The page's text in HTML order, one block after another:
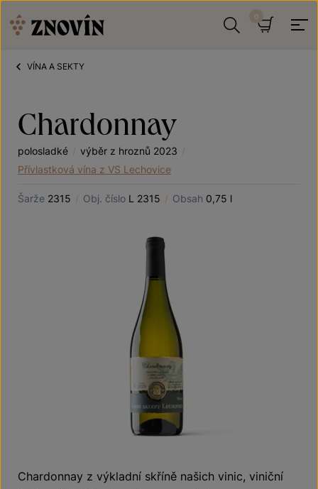
VÍNA A SEKTY
Chardonnay
polosladké / výběr z hroznů 2023 /
Přívlastková vína z VS Lechovice
Šarže 2315 / Obj. číslo L 2315 / Obsah 0,75 l
Chardonnay z výkladní skříně našich vinic, viniční